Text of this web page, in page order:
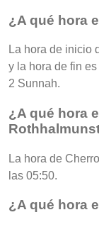
¿A qué hora
La hora de inicio
y la hora de fin
2 Sunnah.
¿A qué hora
La hora de
las 05:50.
¿A qué hora